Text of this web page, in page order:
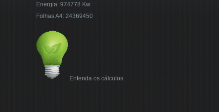
Energia: 974778 Kw
Folhas A4: 24369450
Entenda os cálculos.